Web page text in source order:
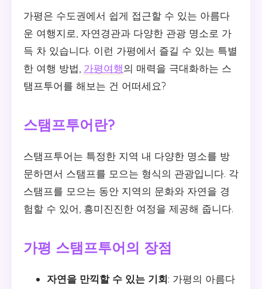
가평은 수도권에서 쉽게 접근할 수 있는 아름다
운 여행지로, 자연경관과 다양한 관광 명소로 가
득 차 있습니다. 이런 가평에서 즐길 수 있는 특별
한 여행 방법, 가평여행의 매력을 극대화하는 스
탬프투어를 해보는 건 어떠세요?
스탬프투어란?
스탬프투어는 특정한 지역 내 다양한 명소를 방
문하면서 스탬프를 모으는 형식의 관광입니다. 각
스탬프를 모으는 동안 지역의 문화와 자연을 경
험할 수 있어, 흥미진진한 여정을 제공해 줍니다.
가평 스탬프투어의 장점
자연을 만끽할 수 있는 기회: 가평의 아름다